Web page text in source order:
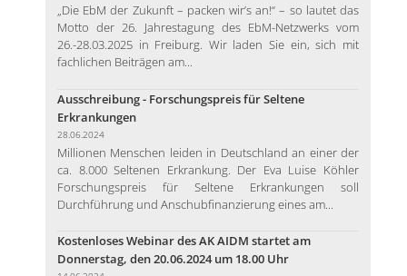
„Die EbM der Zukunft – packen wir’s an!“ – so lautet das
Motto der 26. Jahrestagung des EbM-Netzwerks vom
26.-28.03.2025 in Freiburg. Wir laden Sie ein, sich mit
fachlichen Beiträgen am...
Ausschreibung - Forschungspreis für Seltene
Erkrankungen
28.06.2024
Millionen Menschen leiden in Deutschland an einer der
ca. 8.000 Seltenen Erkrankung. Der Eva Luise Köhler
Forschungspreis für Seltene Erkrankungen soll
Durchführung und Anschubfinanzierung eines am...
Kostenloses Webinar des AK AIDM startet am
Donnerstag, den 20.06.2024 um 18.00 Uhr